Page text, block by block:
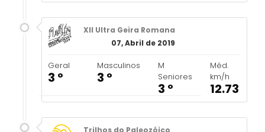
XII Ultra Geira Romana
07, Abril de 2019
Geral
3 º
Masculinos
3 º
M
Seniores
3 º
Méd.
km/h
12.73
Trilhos do Paleozóico